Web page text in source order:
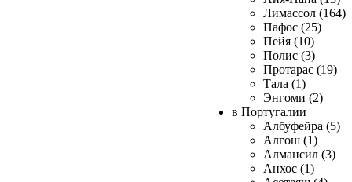
Лимассол (164)
Пафос (25)
Пейя (10)
Полис (3)
Протарас (19)
Тала (1)
Энгоми (2)
в Португалии
Албуфейра (5)
Алгош (1)
Алмансил (3)
Анхос (1)